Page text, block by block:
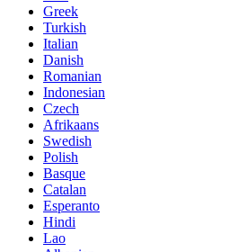
Greek
Turkish
Italian
Danish
Romanian
Indonesian
Czech
Afrikaans
Swedish
Polish
Basque
Catalan
Esperanto
Hindi
Lao